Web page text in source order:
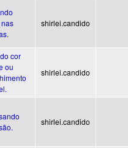
shirlei.candido
cor
ou
shirlei.candido
shirlei.candido